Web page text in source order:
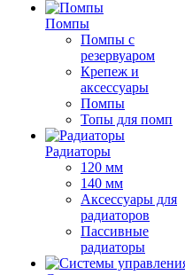
Помпы
Помпы с
резервуаром
Крепеж и
аксессуары
Помпы
Топы для помп
Радиаторы
120 мм
140 мм
Аксессуары для
радиаторов
Пассивные
радиаторы